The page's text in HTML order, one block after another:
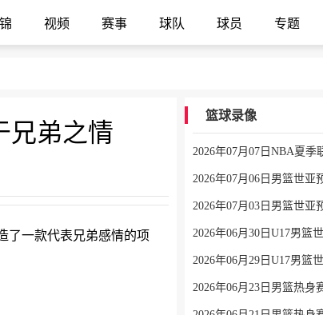
视频 赛事 球队 球员 专题
兄弟之情
了一款代表兄弟感情的项
篮球录像